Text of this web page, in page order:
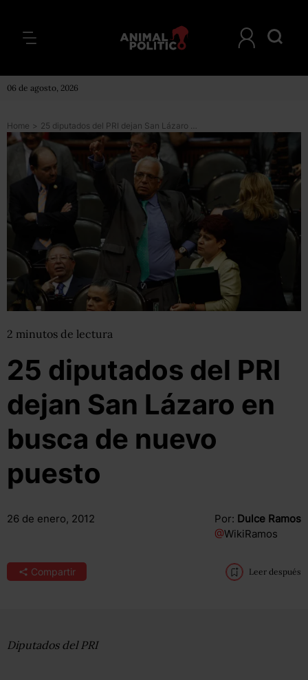
06 de agosto, 2026
Home > 25 diputados del PRI dejan San Lázaro en busca de nuevo puesto
2 minutos de lectura
25 diputados del PRI
dejan San Lázaro en
busca de nuevo
puesto
26 de enero, 2012 Por: Dulce Ramos
@WikiRamos
Compartir Leer después
Diputados del PRI